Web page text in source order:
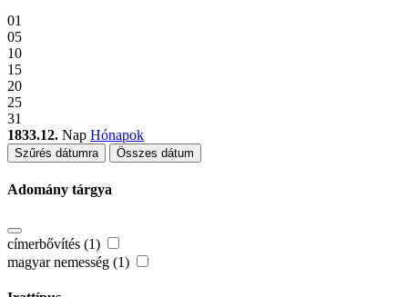
01
05
10
15
20
25
31
1833.12. Nap Hónapok
Szűrés dátumra Összes dátum
Adomány tárgya
címerbővítés (1)
magyar nemesség (1)